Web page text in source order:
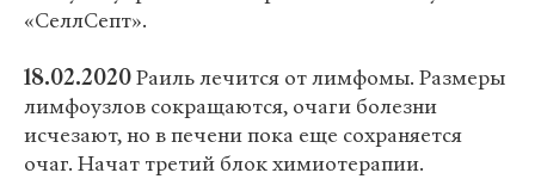
«СеллСепт».
18.02.2020Раиль лечится от лимфомы. Размеры
лимфоузлов сокращаются, очаги болезни
исчезают, но в печени пока еще сохраняется
очаг. Начат третий блок химиотерапии.